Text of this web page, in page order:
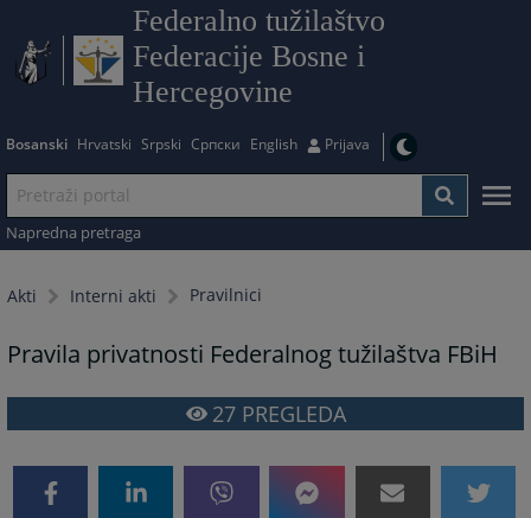
Federalno tužilaštvo
Federacije Bosne i
Hercegovine
Bosanski Hrvatski Srpski Српски English Prijava
Napredna pretraga
Akti Interni akti Pravilnici
Pravila privatnosti Federalnog tužilaštva FBiH
27PREGLEDA